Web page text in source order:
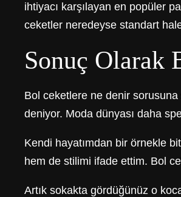
ihtiyacı karşılayan en popüler
ceketler neredeyse standart
Sonuç Olarak
Bol ceketlere ne denir
deniyor. Moda dünyası daha
Kendi hayatımdan bir örnekle
hem de stilimi ifade ettim. Bol
Artık sokakta gördüğünüz o